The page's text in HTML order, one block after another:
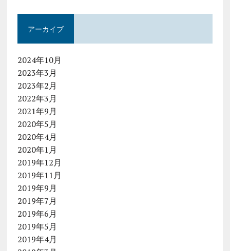
アーカイブ
2024年10月
2023年3月
2023年2月
2022年3月
2021年9月
2020年5月
2020年4月
2020年1月
2019年12月
2019年11月
2019年9月
2019年7月
2019年6月
2019年5月
2019年4月